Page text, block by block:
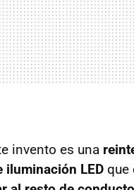
invento es una
LED que